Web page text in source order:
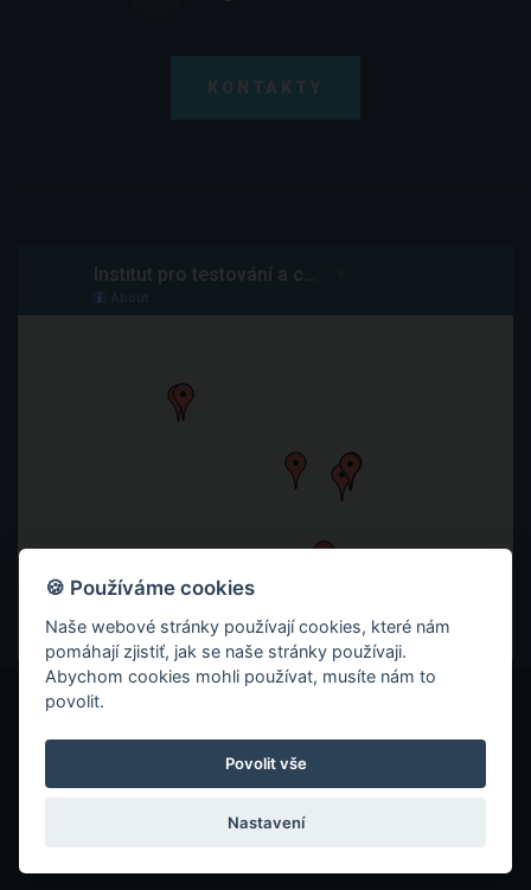
KONTAKTY
© 2026 ITC ZLÍN
ZÁSADY OCHRANY SOUKROMÍ
COOKIES
VYROBILO REKLAMNÍ STUDIO TAOX
🍪 Používáme cookies
Naše webové stránky používají cookies, které nám
pomáhají zjistiť, jak se naše stránky používaji.
Abychom cookies mohli používat, musíte nám to
povolit.
Povolit vše
Nastavení